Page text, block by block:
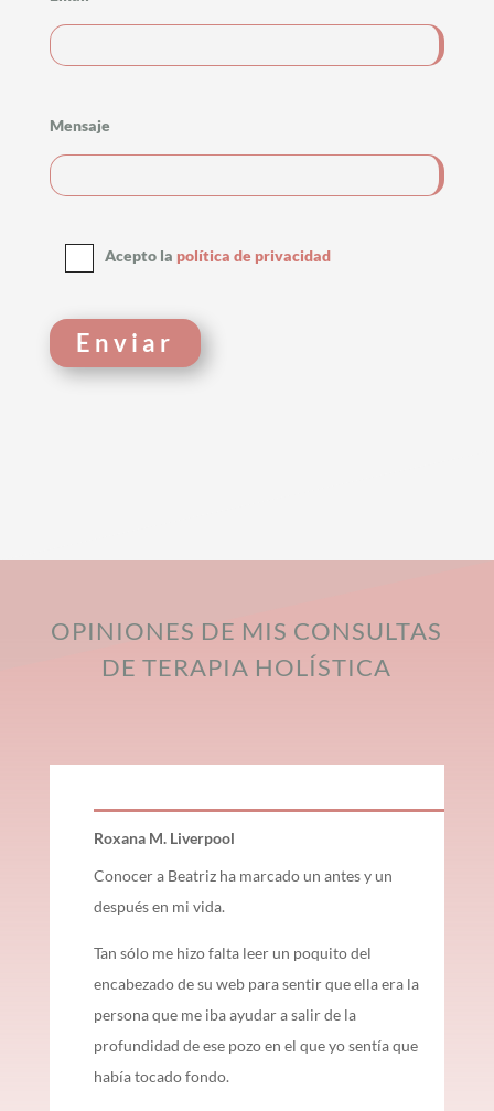
Mensaje
Acepto la política de privacidad
OPINIONES DE MIS CONSULTAS
DE TERAPIA HOLÍSTICA
Roxana M. Liverpool
Conocer a Beatriz ha marcado un antes y un
después en mi vida.
Tan sólo me hizo falta leer un poquito del
encabezado de su web para sentir que ella era la
persona que me iba ayudar a salir de la
profundidad de ese pozo en el que yo sentía que
había tocado fondo.